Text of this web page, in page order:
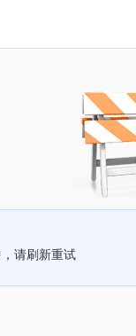
请刷新重试